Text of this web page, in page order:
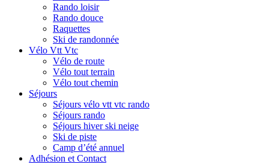
Rando loisir
Rando douce
Raquettes
Ski de randonnée
Vélo Vtt Vtc
Vélo de route
Vélo tout terrain
Vélo tout chemin
Séjours
Séjours vélo vtt vtc rando
Séjours rando
Séjours hiver ski neige
Ski de piste
Camp d’été annuel
Adhésion et Contact